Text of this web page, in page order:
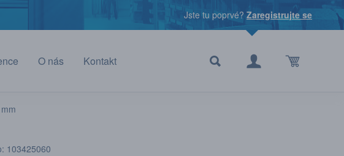
Jste tu poprvé? Zaregistrujte se
O nás Kontakt
103425060